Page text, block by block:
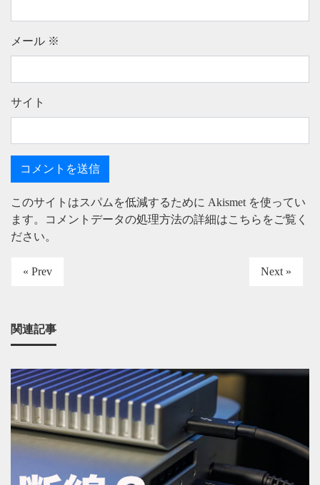
メール ※
サイト
このサイトはスパムを低減するために Akismet を使ってい
ます。
コメントデータの処理方法の詳細はこちらをご覧く
ださい。
« Prev Next »
関連記事